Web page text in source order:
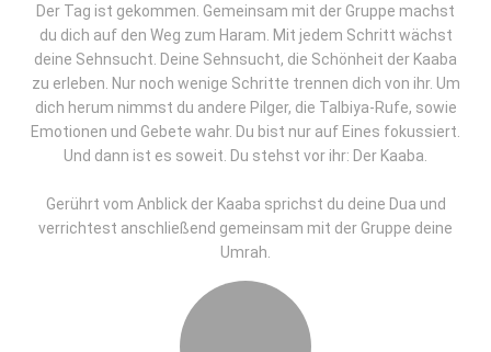
Der Tag ist gekommen. Gemeinsam mit der Gruppe machst
du dich auf den Weg zum Haram. Mit jedem Schritt wächst
deine Sehnsucht. Deine Sehnsucht, die Schönheit der Kaaba
zu erleben. Nur noch wenige Schritte trennen dich von ihr. Um
dich herum nimmst du andere Pilger, die Talbiya-Rufe, sowie
Emotionen und Gebete wahr. Du bist nur auf Eines fokussiert.
Und dann ist es soweit. Du stehst vor ihr: Der Kaaba.
Gerührt vom Anblick der Kaaba sprichst du deine Dua und
verrichtest anschließend gemeinsam mit der Gruppe deine
Umrah.